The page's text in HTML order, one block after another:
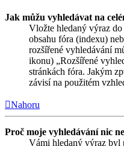
Jak můžu vyhledávat na
Vložte hledaný výraz
obsahu fóra (indexu)
rozšířené vyhledávání
ikonu) „Rozšířené
stránkách fóra. Jakým
závisí na použitém
Nahoru
Proč moje vyhledávání nic
Vámi hledaný výraz byl